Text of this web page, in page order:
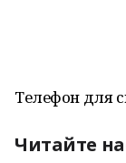
Телефон для
Читайте